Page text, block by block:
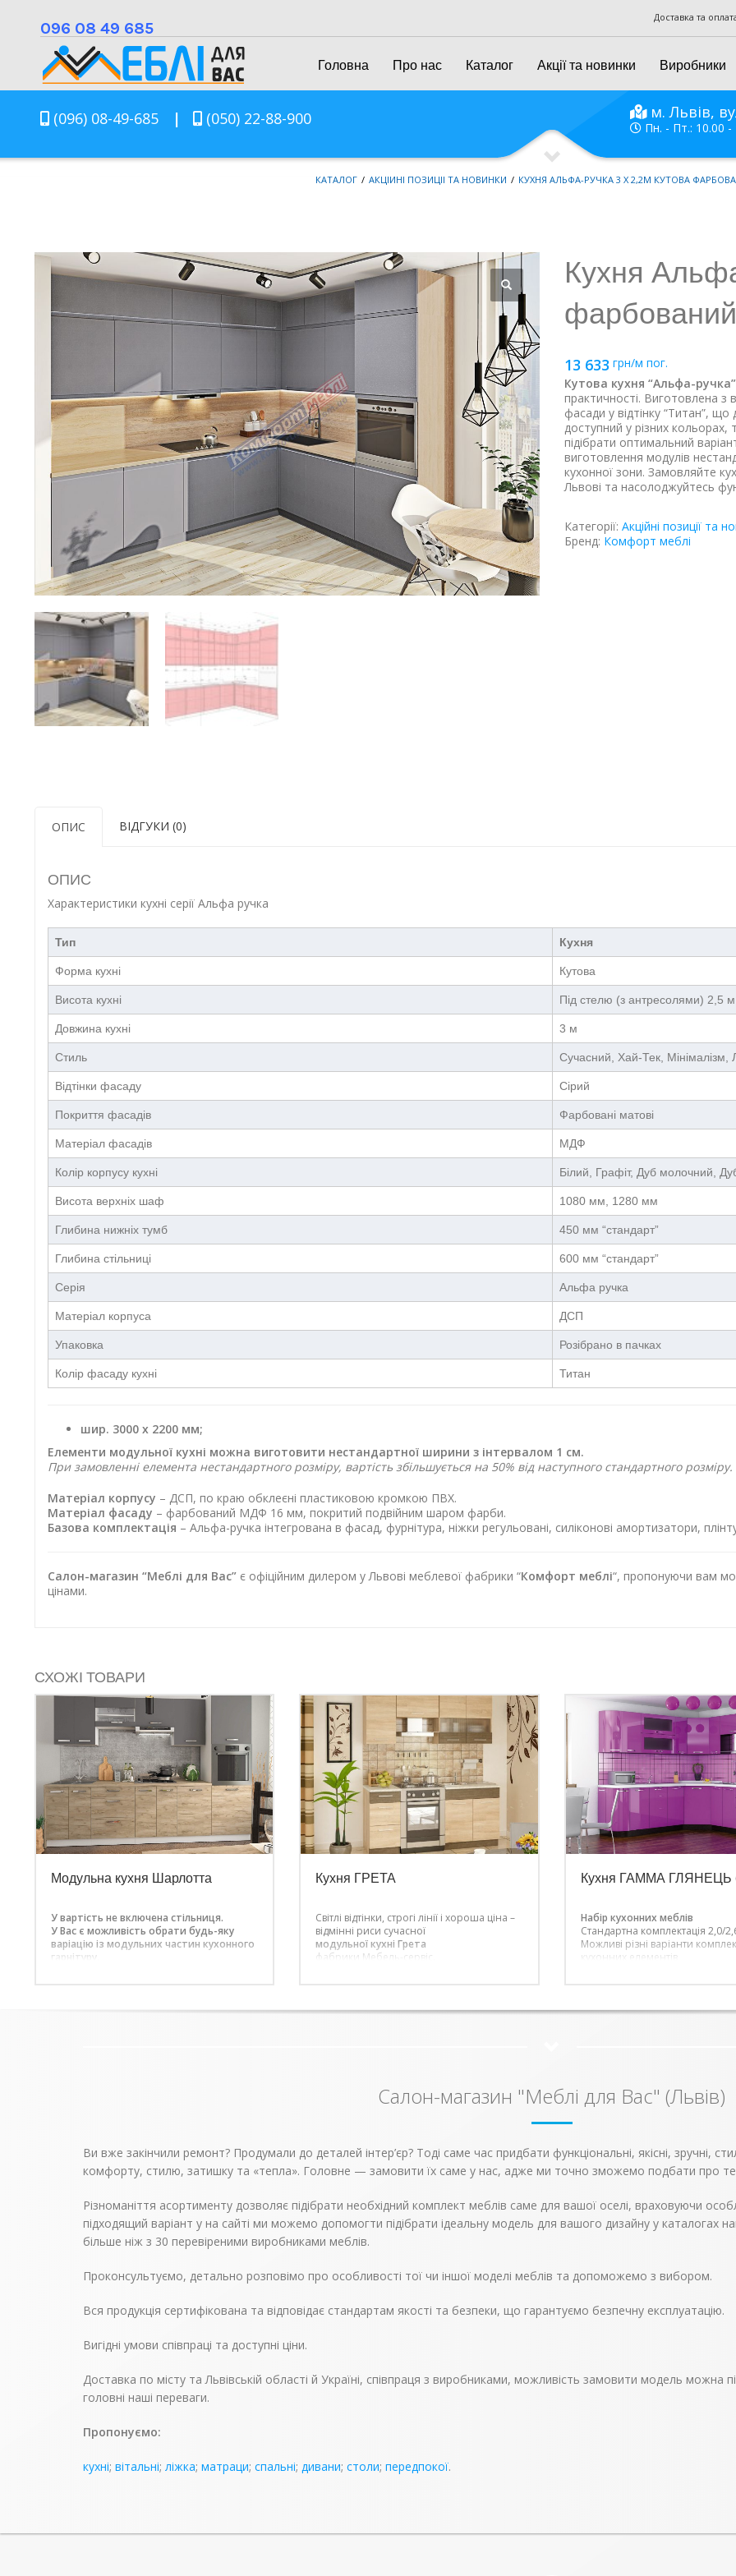
096 08 49 685
Доставка та
Головна Про нас Каталог Акції та новинки Виробники
(096) 08-49-685 | (050) 22-88-900 м. Львів,
Пн. - Пт.: 10.00 -
КАТАЛОГ АКЦІЙНІ ПОЗИЦІЇ ТА НОВИНКИ КУХНЯ АЛЬФА-РУЧКА 3 Х 2,2М КУТОВА
Кухня
13 633 грн/м пог.
Кутова кухня “Альфа-ручка”
практичності. Виготовлена
фасади у відтінку “Титан”,
доступний у різних
підібрати оптимальний
виготовлення модулів
кухонної зони. Замовляйте
Львові та насолоджуйтесь
Категорії: Акційні позиції та
Бренд: Комфорт меблі
ОПИС ВІДГУКИ (0)
ОПИС
Характеристики кухні серії Альфа ручка
Тип Кухня
Форма кухні Кутова
Висота кухні Під стелю (з антресолями) 2,5
Довжина кухні 3 м
Стиль Сучасний, Хай-Тек, Мінімалізм,
Відтінки фасаду Сірий
Покриття фасадів Фарбовані матові
Матеріал фасадів МДФ
Колір корпусу кухні Білий, Графіт, Дуб молочний,
Висота верхніх шаф 1080 мм, 1280 мм
Глибина нижніх тумб 450 мм “стандарт”
Глибина стільниці 600 мм “стандарт”
Серія Альфа ручка
Матеріал корпуса ДСП
Упаковка Розібрано в пачках
Колір фасаду кухні Титан
шир. 3000 х 2200 мм;
Елементи модульної кухні можна виготовити нестандартної ширини з інтервалом 1 см.
При замовленні елемента нестандартного розміру, вартість збільшується на 50% від наступного стандартного розміру.
Матеріал корпусу – ДСП, по краю обклеєні пластиковою кромкою ПВХ.
Матеріал фасаду – фарбований МДФ 16 мм, покритий подвійним шаром фарби.
Базова комплектація – Альфа-ручка інтегрована в фасад, фурнітура, ніжки регульовані, силіконові амортизатори,
Салон-магазин “Меблі для Вас”є офіційним дилером у Львові меблевої фабрики “Комфорт меблі“, пропонуючи вам
цінами.
СХОЖІ ТОВАРИ
Модульна кухня Шарлотта
У вартість не включена стільниця.
У Вас є можливість обрати будь-яку
варіацію із модульних частин кухонного
гарнітуру.
Кухня ГРЕТА
Світлі відтінки, строгі лінії і хороша ціна –
відмінні риси сучасної
модульної кухні Грета
фабрики Мебель-сервіс.
Кухня ГАММА ГЛЯНЕЦЬ
Набір кухонних меблів
Стандартна комплектація 2,0/
Можливі різні варіанти
кухонних елементів
Сервіс, являє собою
сучасний набір меблів для
великому вибору кольорів, Ви
Салон-магазин "Меблі для Вас" (Львів)
Ви вже закінчили ремонт? Продумали до деталей інтер’єр? Тоді саме час придбати функціональні, якісні, зручні,
комфорту, стилю, затишку та «тепла». Головне — замовити їх саме у нас, адже ми точно зможемо подбати про
Різноманіття асортименту дозволяє підібрати необхідний комплект меблів саме для вашої оселі, враховуючи
підходящий варіант у на сайті ми можемо допомогти підібрати ідеальну модель для вашого дизайну у каталогах
більше ніж з 30 перевіреними виробниками меблів.
Проконсультуємо, детально розповімо про особливості тої чи іншої моделі меблів та допоможемо з вибором.
Вся продукція сертифікована та відповідає стандартам якості та безпеки, що гарантуємо безпечну експлуатацію.
Вигідні умови співпраці та доступні ціни.
Доставка по місту та Львівській області й Україні, співпраця з виробниками, можливість замовити модель можна
головні наші переваги.
Пропонуємо:
кухні; вітальні; ліжка; матраци; спальні; дивани; столи; передпокої.